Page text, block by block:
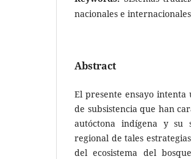
nacionales e
Abstract
El presente ensayo intenta
de subsistencia que han
autóctona indígena y su
regional de tales
del ecosistema del